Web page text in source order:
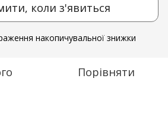
коли з'явиться
накопичувальної знижки
Порівняти